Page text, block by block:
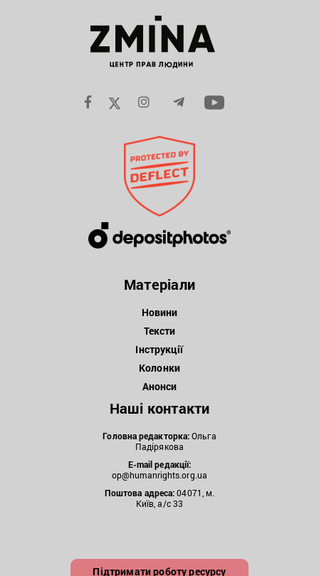
Матеріали
Новини
Тексти
Інструкції
Колонки
Анонси
Наші контакти
Головна редакторка:Ольга
Падірякова
E-mail редакції:
op@humanrights.org.ua
Поштова адреса:04071, м.
Київ, а/с 33
Підтримати роботу ресурсу